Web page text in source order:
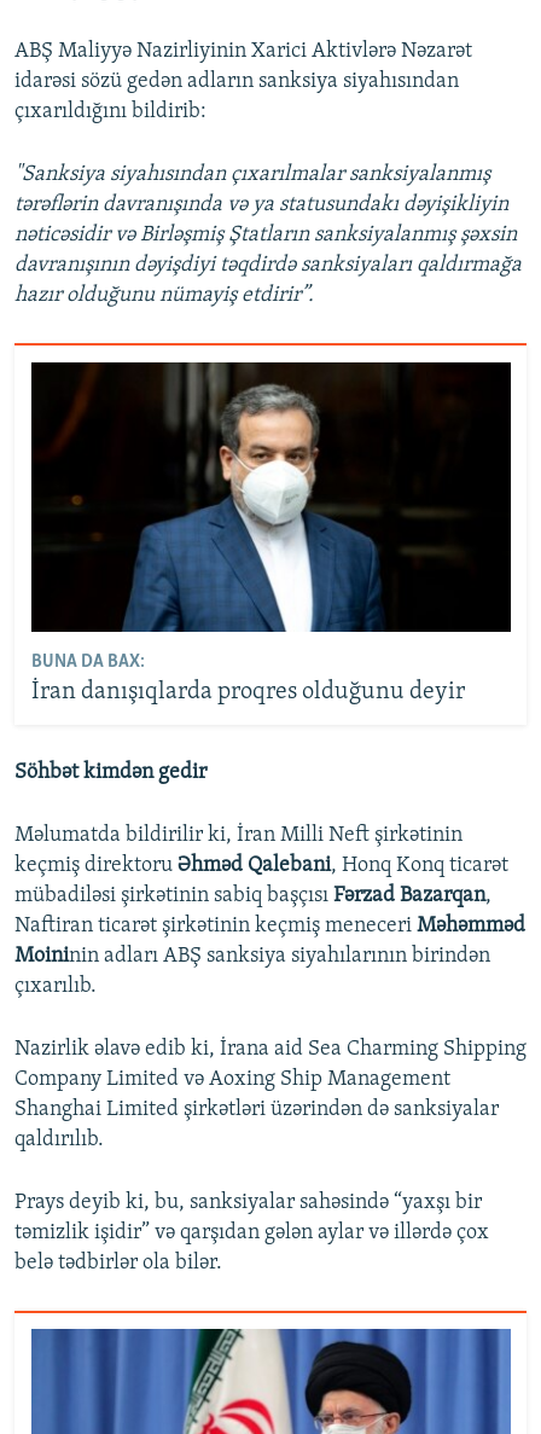
ABŞ Maliyyə Nazirliyinin Xarici Aktivlərə Nəzarət
idarəsi sözü gedən adların sanksiya siyahısından
çıxarıldığını bildirib:
"Sanksiya siyahısından çıxarılmalar sanksiyalanmış
tərəflərin davranışında və ya statusundakı dəyişikliyin
nəticəsidir və Birləşmiş Ştatların sanksiyalanmış şəxsin
davranışının dəyişdiyi təqdirdə sanksiyaları qaldırmağa
hazır olduğunu nümayiş etdirir”.
BUNA DA BAX:
İran danışıqlarda proqres olduğunu deyir
Söhbət kimdən gedir
Məlumatda bildirilir ki, İran Milli Neft şirkətinin
keçmiş direktoru Əhməd Qalebani, Honq Konq ticarət
mübadiləsi şirkətinin sabiq başçısı Fərzad Bazarqan,
Naftiran ticarət şirkətinin keçmiş meneceri Məhəmməd
Moininin adları ABŞ sanksiya siyahılarının birindən
çıxarılıb.
Nazirlik əlavə edib ki, İrana aid Sea Charming Shipping
Company Limited və Aoxing Ship Management
Shanghai Limited şirkətləri üzərindən də sanksiyalar
qaldırılıb.
Prays deyib ki, bu, sanksiyalar sahəsində “yaxşı bir
təmizlik işidir” və qarşıdan gələn aylar və illərdə çox
belə tədbirlər ola bilər.